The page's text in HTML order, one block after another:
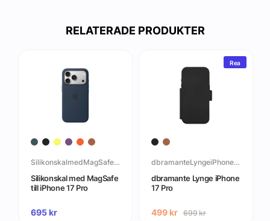
RELATERADE PRODUKTER
SilikonskalmedMagSafetilliPhone17Pro
Silikonskal med MagSafe
till iPhone 17 Pro
695kr
Rea
dbramanteLyngeiPhone17Pro
dbramante Lynge iPhone
17 Pro
499 kr 699kr